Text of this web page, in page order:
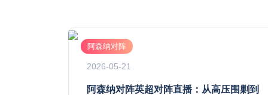
阿森纳对阵
2026-05-21
阿森纳对阵英超对阵直播：从高压围剿到